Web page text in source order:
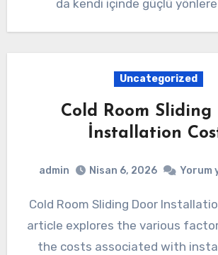
da kendi içinde güçlü
Uncategorized
Cold Room Sliding
İnstallation
admin Nisan 6, 2026 Yorum
Cold Room Sliding Door Installation Costs This
article explores the various
the costs associated with